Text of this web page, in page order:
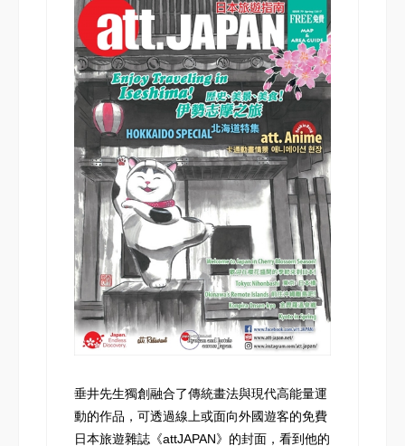
垂井先生獨創融合了傳統畫法與現代高能量運
動的作品，可透過線上或面向外國遊客的免費
日本旅遊雜誌《attJAPAN》的封面，看到他的